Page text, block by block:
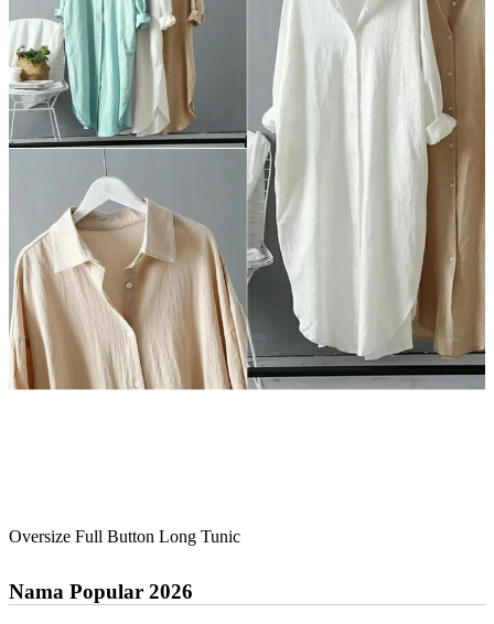
Oversize Full Button Long Tunic
Nama Popular 2026